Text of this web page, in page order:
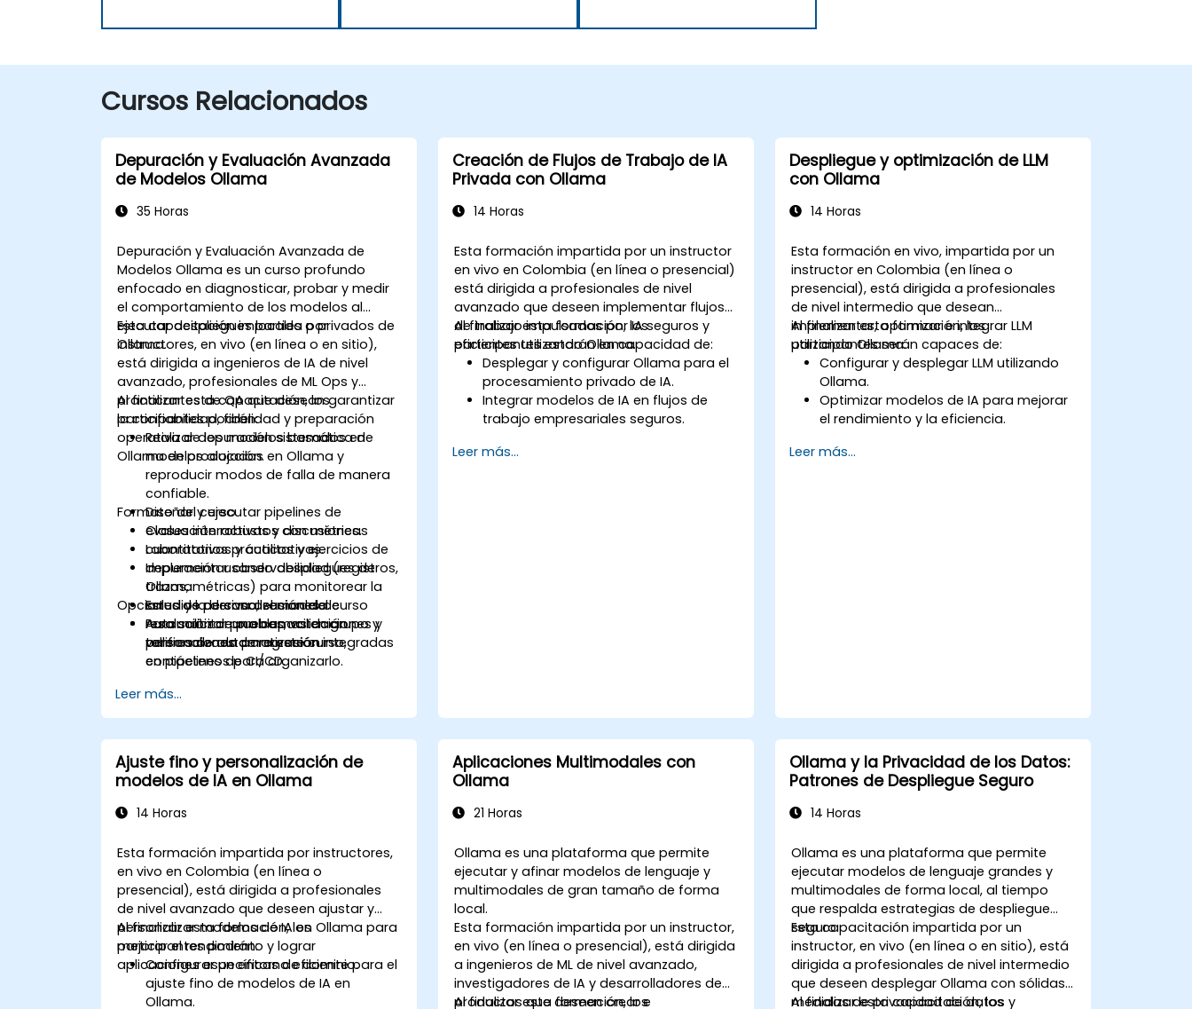
Cursos Relacionados
Depuración y Evaluación Avanzada
de Modelos Ollama
35 Horas
Depuración y Evaluación Avanzada de
Modelos Ollama es un curso profundo
enfocado en diagnosticar, probar y medir
el comportamiento de los modelos al
ejecutar despliegues locales o privados de
Ollama.
Esta capacitación impartida por
instructores, en vivo (en línea o en sitio),
está dirigida a ingenieros de IA de nivel
avanzado, profesionales de ML Ops y
practicantes de QA que desean garantizar
la confiabilidad, fidelidad y preparación
operativa de los modelos basados en
Ollama en producción.
Al finalizar esta capacitación, los
participantes podrán:
Realizar depuración sistemática de
modelos alojados en Ollama y
reproducir modos de falla de manera
confiable.
Diseñar y ejecutar pipelines de
evaluación robustos con métricas
cuantitativas y cualitativas.
Implementar observabilidad (registros,
trazas, métricas) para monitorear la
salud y la deriva del modelo.
Automatizar pruebas, validaciones y
verificaciones de regresión integradas
en pipelines de CI/CD.
Formato del curso
Clases interactivas y discusiones.
Laboratorios prácticos y ejercicios de
depuración usando despliegues de
Ollama.
Estudios de caso, sesiones de
resolución de problemas en grupo y
talleres de automatización.
Opciones de personalización del curso
Para solicitar una capacitación
personalizada para este curso,
contáctenos para organizarlo.
Leer más...
Creación de Flujos de Trabajo de IA
Privada con Ollama
14 Horas
Esta formación impartida por un instructor
en vivo en Colombia (en línea o presencial)
está dirigida a profesionales de nivel
avanzado que deseen implementar flujos
de trabajo impulsados por IA seguros y
eficientes utilizando Ollama.
Al finalizar esta formación, los
participantes estarán en capacidad de:
Desplegar y configurar Ollama para el
procesamiento privado de IA.
Integrar modelos de IA en flujos de
trabajo empresariales seguros.
manteniendo la privacidad de los
Leer más...
Despliegue y optimización de LLM
con Ollama
14 Horas
Esta formación en vivo, impartida por un
instructor en Colombia (en línea o
presencial), está dirigida a profesionales
de nivel intermedio que desean
implementar, optimizar e integrar LLM
utilizando Ollama.
Al finalizar esta formación, los
participantes serán capaces de:
Configurar y desplegar LLM utilizando
Ollama.
Optimizar modelos de IA para mejorar
el rendimiento y la eficiencia.
para aumentar las velocidades de
Leer más...
Ajuste fino y personalización de
modelos de IA en Ollama
14 Horas
Esta formación impartida por instructores,
en vivo en Colombia (en línea o
presencial), está dirigida a profesionales
de nivel avanzado que deseen ajustar y
personalizar modelos de IA en Ollama para
mejorar el rendimiento y lograr
aplicaciones específicas de dominio.
Al finalizar esta formación, los
participantes podrán:
Configurar un entorno eficiente para el
ajuste fino de modelos de IA en
Ollama.
Aplicaciones Multimodales con
Ollama
21 Horas
Ollama es una plataforma que permite
ejecutar y afinar modelos de lenguaje y
multimodales de gran tamaño de forma
local.
Esta formación impartida por un instructor,
en vivo (en línea o presencial), está dirigida
a ingenieros de ML de nivel avanzado,
investigadores de IA y desarrolladores de
productos que deseen crear e
Al finalizar esta formación, los
Ollama y la Privacidad de los Datos:
Patrones de Despliegue Seguro
14 Horas
Ollama es una plataforma que permite
ejecutar modelos de lenguaje grandes y
multimodales de forma local, al tiempo
que respalda estrategias de despliegue
seguro.
Esta capacitación impartida por un
instructor, en vivo (en línea o en sitio), está
dirigida a profesionales de nivel intermedio
que deseen desplegar Ollama con sólidas
medidas de privacidad de datos y
Al finalizar esta capacitación, los